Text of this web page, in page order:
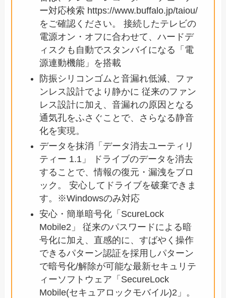
ー対応検索 https://www.buffalo.jp/taiou/
をご確認ください。 接続したテレビの
電源オン・オフに合わせて、ハードデ
ィスクも自動でスタンバイになる「電
源連動機能」を搭載
防振シリコンゴムと音漏れ低減、ファ
ンレス設計でより静かに 従来のファン
レス設計に加え、音漏れの原因となる
通気孔をふさぐことで、さらなる静音
化を実現。
データを抹消「データ消去ユーティリ
ティー 1.1」 ドライブのデータを消去
することで、情報の復元・漏洩をブロ
ック。 安心してドライブを破棄できま
す。※Windowsのみ対応
安心・簡単暗号化「ScureLock
Mobile2」 従来のパスワードによる暗
号化に加え、直感的に、すばやく操作
できるパターン認証を採用しパターン
で暗号化/解除が可能な最新セキュリテ
ィーソフトウェア「SecureLock
Mobile(セキュアロックモバイル)2」。